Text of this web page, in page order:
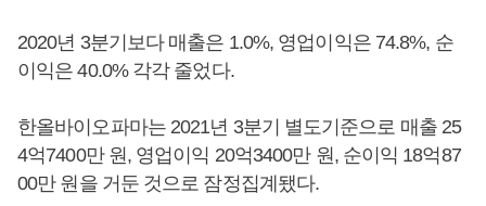
2020년 3분기보다 매출은 1.0%, 영업이익은 74.8%, 순
이익은 40.0% 각각 줄었다.
한올바이오파마는 2021년 3분기 별도기준으로 매출 25
4억7400만 원, 영업이익 20억3400만 원, 순이익 18억87
00만 원을 거둔 것으로 잠정집계됐다.